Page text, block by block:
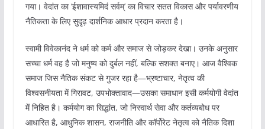
गया। वेदांत का ‘ईशावास्यमिदं सर्वम्’ का विचार सतत विकास और पर्यावरणीय
नैतिकता के लिए सुदृढ़ दार्शनिक आधार प्रदान करता है।
स्वामी विवेकानंद ने धर्म को कर्म और समाज से जोड़कर देखा। उनके अनुसार
सच्चा धर्म वह है जो मनुष्य को दुर्बल नहीं, बल्कि सशक्त बनाए। आज वैश्विक
समाज जिस नैतिक संकट से गुजर रहा है—भ्रष्टाचार, नेतृत्व की
विश्वसनीयता में गिरावट, उपभोक्तावाद—उसका समाधान इसी कर्मयोगी वेदांत
में निहित है। कर्मयोग का सिद्धांत, जो निस्वार्थ सेवा और कर्तव्यबोध पर
आधारित है, आधुनिक शासन, राजनीति और कॉर्पोरेट नेतृत्व को नैतिक दिशा